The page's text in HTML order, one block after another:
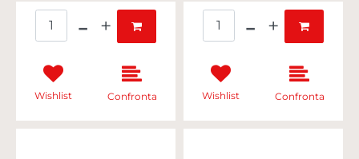
Wishlist Confronta Wishlist Confronta